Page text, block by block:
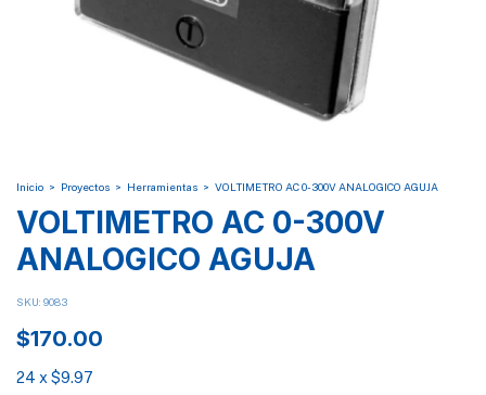
Inicio > Proyectos > Herramientas > VOLTIMETRO AC 0-300V ANALOGICO AGUJA
VOLTIMETRO AC 0-300V
ANALOGICO AGUJA
SKU: 9083
$170.00
24 x $9.97